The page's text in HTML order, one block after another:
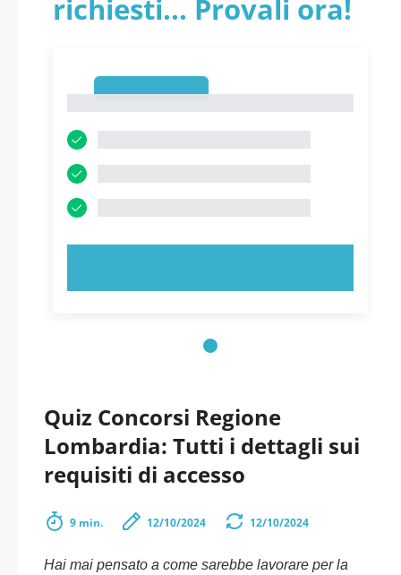
richiesti... Provali ora!
Quiz Concorsi Regione
Lombardia: Tutti i dettagli sui
requisiti di accesso
9 min. 12/10/2024 12/10/2024
Hai mai pensato a come sarebbe lavorare per la